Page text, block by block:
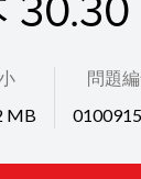
MB
問題